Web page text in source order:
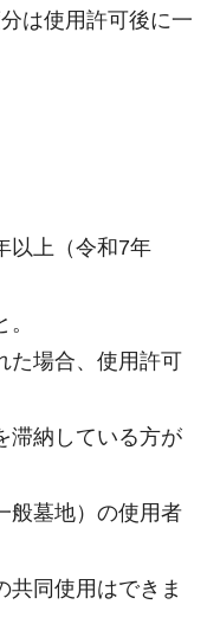
は使用許可後に一
以上（令和7年
場合、使用許可
滞納している方が
般墓地）の使用者
同使用はできま